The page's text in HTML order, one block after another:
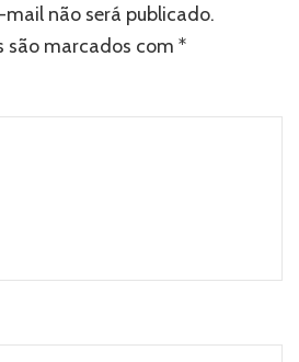
mail não será publicado.
são marcados com *